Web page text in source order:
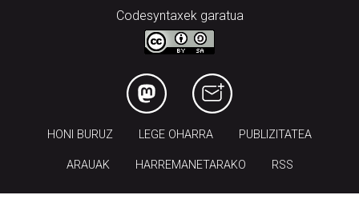
Codesyntaxek garatua
HONI BURUZ LEGE OHARRA PUBLIZITATEA
ARAUAK HARREMANETARAKO RSS